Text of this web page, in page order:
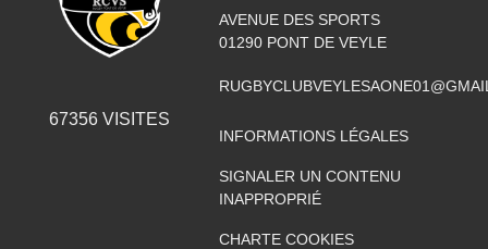
67356VISITES
AVENUE DES SPORTS
01290 PONT DE VEYLE
INFORMATIONS LÉGALES
SIGNALER UN CONTENU
INAPPROPRIÉ
CHARTE COOKIES